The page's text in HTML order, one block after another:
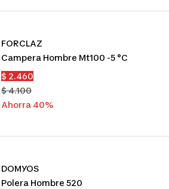
FORCLAZ
Campera Hombre Mt100 -5 °c
Precio
de
venta
$ 2.460
Precio
normal
$ 4.100
Ahorra 40%
DOMYOS
Polera Hombre 520